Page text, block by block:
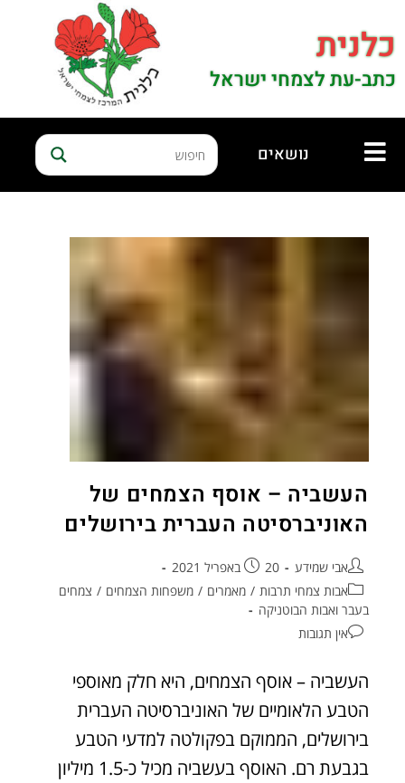
כלנית
כתב-עת לצמחי ישראל
נושאים
העשביה – אוסף הצמחים של
האוניברסיטה העברית בירושלים
אבי שמידע
20 באפריל 2021
אבות צמחי תרבות / מאמרים / משפחות הצמחים / צמחים
בעבר ואבות הבוטניקה
אין תגובות
העשביה – אוסף הצמחים, היא חלק מאוספי
הטבע הלאומיים של האוניברסיטה העברית
בירושלים, הממוקם בפקולטה למדעי הטבע
בגבעת רם. האוסף בעשביה מכיל כ-1.5 מיליון